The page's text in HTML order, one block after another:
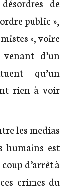
de
public »,
», voire
d’un
qu’un
rien à voir
les medias
humains est
d’arrêt à
crimes du